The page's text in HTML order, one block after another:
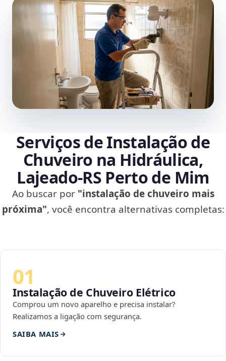
Serviços de Instalação de
Chuveiro na Hidráulica,
Lajeado‑RS Perto de Mim
Ao buscar por "instalação de chuveiro mais
próxima", você encontra alternativas completas:
01
Instalação de Chuveiro Elétrico
Comprou um novo aparelho e precisa instalar?
Realizamos a ligação com segurança.
SAIBA MAIS